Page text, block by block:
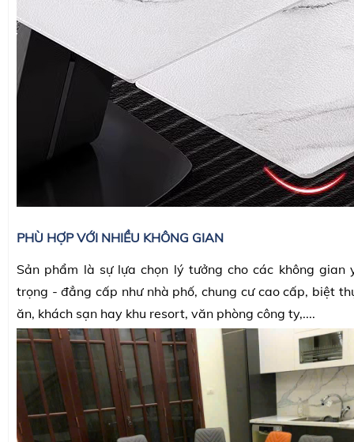
PHÙ HỢP VỚI NHIỀU KHÔNG GIAN
Sản phẩm là sự lựa chọn lý tưởng cho các không gian
trọng - đẳng cấp như nhà phố, chung cư cao cấp, biệt
ăn, khách sạn hay khu resort, văn phòng công ty,....